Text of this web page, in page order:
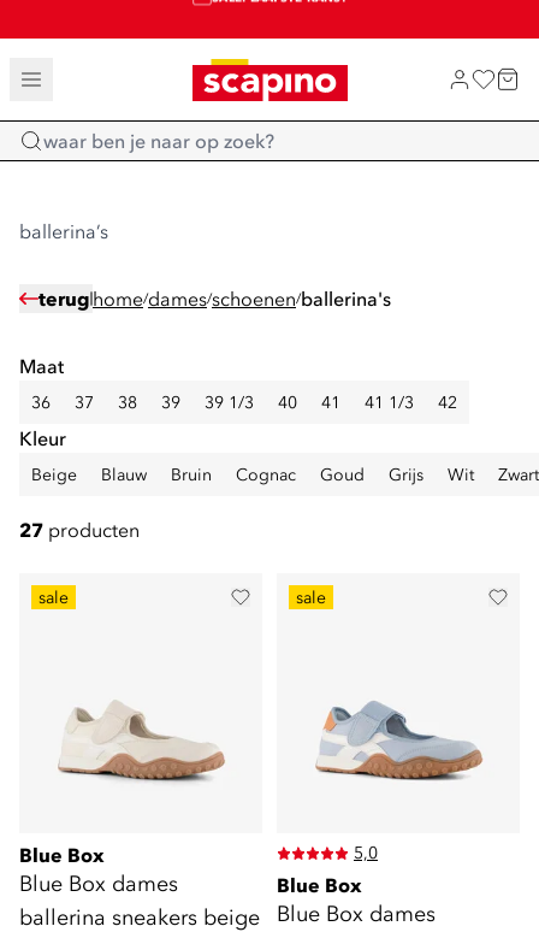
TOT 70% KORTING OP SALE
SHOP NIEUW
Home
ballerina’s
terug home/dames/schoenen/ballerina's
Maat
36 37 38 39 39 1/3 40 41 41 1/3 42
Kleur
Beige Blauw Bruin Cognac Goud Grijs Wit Zwart
27 producten
sale
Blue Box
Blue Box dames
ballerina sneakers beige
sale
5,0
Blue Box
Blue Box dames